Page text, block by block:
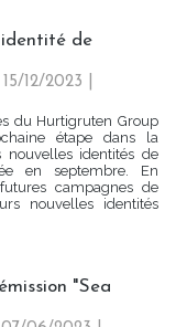
de
15/12/2023
du Hurtigruten Group
étape dans la
nouvelles identités de
en septembre. En
campagnes de
nouvelles identités
"Sea